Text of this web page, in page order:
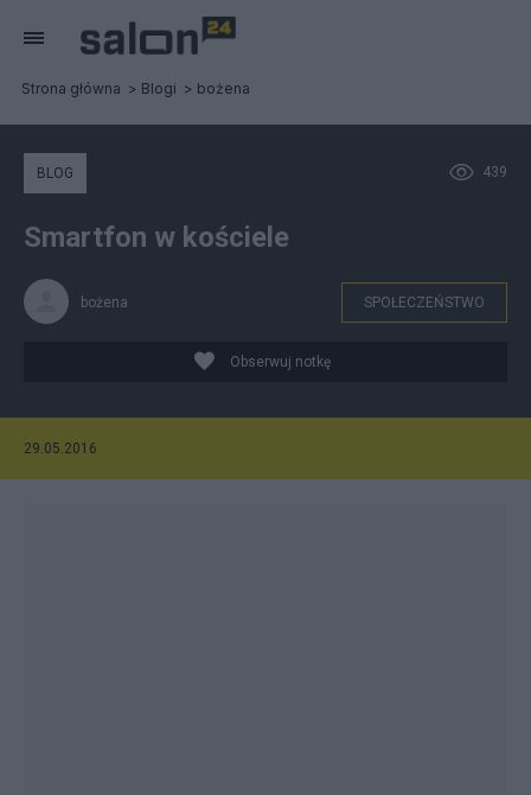
Strona główna Blogi bożena
439
BLOG
Smartfon w kościele
bożena SPOŁECZEŃSTWO
Obserwuj notkę
29.05.2016